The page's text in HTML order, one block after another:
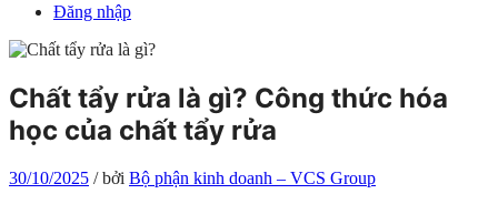
Đăng nhập
Chất tẩy rửa là gì? Công thức hóa
học của chất tẩy rửa
30/10/2025 /bởi Bộ phận kinh doanh – VCS Group